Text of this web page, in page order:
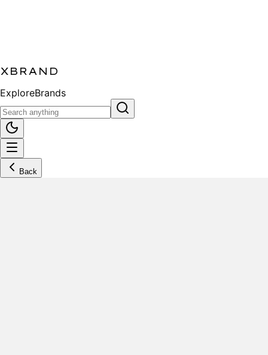
XBRAND
ExploreBrands
Back